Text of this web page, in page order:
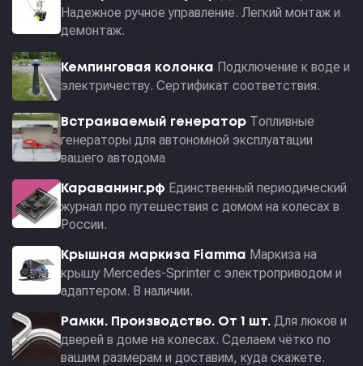
Надежное ручное управление. Легкий монтаж и
демонтаж.
Кемпинговая колонка Подключение к воде и
электричеству. Сертификат соответствия.
Встраиваемый генератор Топливные
генераторы для автономной эксплуатации
вашего автодома
Караванинг.рф Единственный периодический
журнал про путешествия с домом на колесах в
России.
Крышная маркиза Fiamma Маркиза на
крышу Mercedes-Sprinter с электроприводом и
адаптером. В наличии.
Рамки. Производство. От 1 шт. Для люков и
дверей в доме на колесах. Сделаем чётко по
вашим размерам и доставим, куда скажете.